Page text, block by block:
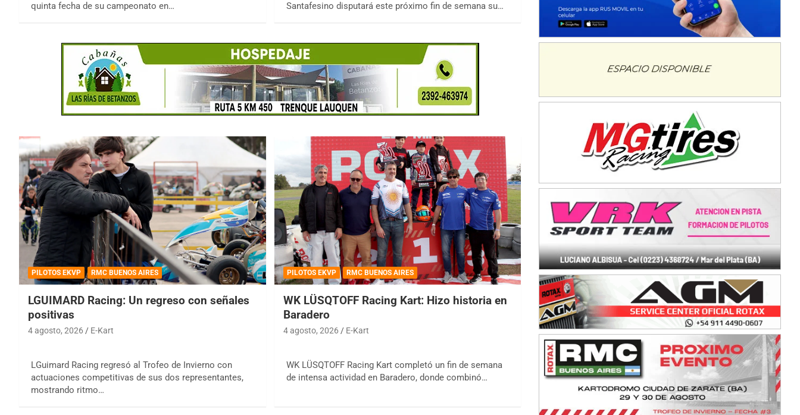
quinta fecha de su campeonato en…
Santafesino disputará este próximo fin de semana su…
PILOTOS EKVP RMC BUENOS AIRES
LGUIMARD Racing: Un regreso con señales
positivas
4 agosto, 2026 E-Kart
LGuimard Racing regresó al Trofeo de Invierno con
actuaciones competitivas de sus dos representantes,
mostrando ritmo…
PILOTOS EKVP RMC BUENOS AIRES
WK LÜSQTOFF Racing Kart: Hizo historia en
Baradero
4 agosto, 2026 E-Kart
WK LÜSQTOFF Racing Kart completó un fin de semana
de intensa actividad en Baradero, donde combinó…